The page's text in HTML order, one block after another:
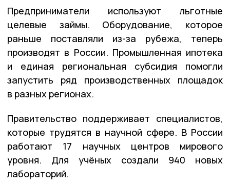
Предприниматели используют льготные
целевые займы. Оборудование, которое
раньше поставляли из-за рубежа, теперь
производят в России. Промышленная ипотека
и единая региональная субсидия помогли
запустить ряд производственных площадок
в разных регионах.
Правительство поддерживает специалистов,
которые трудятся в научной сфере. В России
работают 17 научных центров мирового
уровня. Для учёных создали 940 новых
лабораторий.